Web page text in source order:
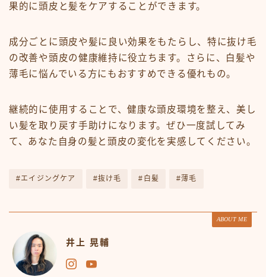
果的に頭皮と髪をケアすることができます。
成分ごとに頭皮や髪に良い効果をもたらし、特に抜け毛
の改善や頭皮の健康維持に役立ちます。さらに、白髪や
薄毛に悩んでいる方にもおすすめできる優れもの。
継続的に使用することで、健康な頭皮環境を整え、美し
い髪を取り戻す手助けになります。ぜひ一度試してみ
て、あなた自身の髪と頭皮の変化を実感してください。
#エイジングケア #抜け毛 #白髪 #薄毛
ABOUT ME
井上 晃輔